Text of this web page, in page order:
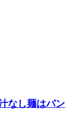
なし麺はパン